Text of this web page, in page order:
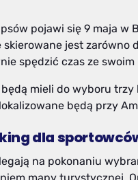
pojawi się 9 maja w
skierowane jest zarówno
spędzić czas ze swoim
mieli do wyboru trzy
będą przy
dla
na pokonaniu